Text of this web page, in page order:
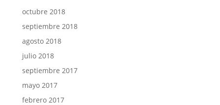
octubre 2018
septiembre 2018
agosto 2018
julio 2018
septiembre 2017
mayo 2017
febrero 2017